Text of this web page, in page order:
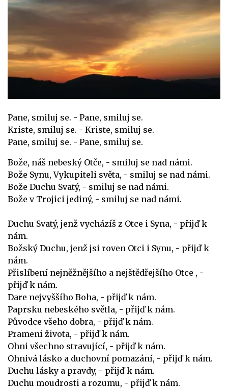
Pane, smiluj se. - Pane, smiluj se.
Kriste, smiluj se. - Kriste, smiluj se.
Pane, smiluj se. - Pane, smiluj se.
Bože, náš nebeský Otče, - smiluj se nad námi.
Bože Synu, Vykupiteli světa, - smiluj se nad námi.
Bože Duchu Svatý, - smiluj se nad námi.
Bože v Trojici jediný, - smiluj se nad námi.
Duchu Svatý, jenž vycházíš z Otce i Syna, - přijď k
nám.
Božský Duchu, jenž jsi roven Otci i Synu, - přijď k
nám.
Přislíbení nejněžnějšího a nejštědřejšího Otce , -
přijď k nám.
Dare nejvyššího Boha, - přijď k nám.
Paprsku nebeského světla, - přijď k nám.
Původce všeho dobra, - přijď k nám.
Prameni života, - přijď k nám.
Ohni všechno stravující, - přijď k nám.
Ohnivá lásko a duchovní pomazání, - přijď k nám.
Duchu lásky a pravdy, - přijď k nám.
Duchu moudrosti a rozumu, - přijď k nám.